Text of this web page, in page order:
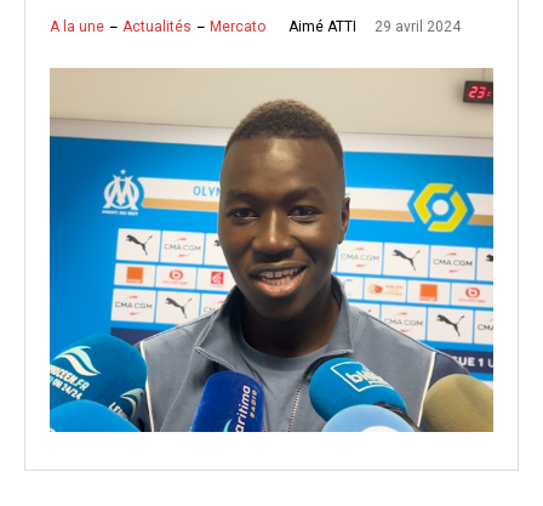
A la une Actualités Mercato Aimé ATTI 29 avril 2024